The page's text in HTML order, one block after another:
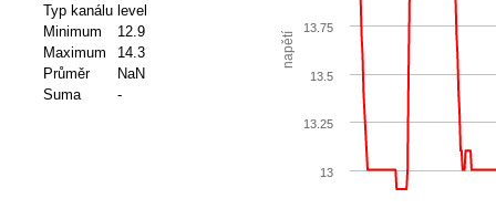
Typ kanálu level
Minimum
12.9
Maximum
14.3
Průměr
NaN
Suma
-
napětí
13
13.25
13.5
13.75